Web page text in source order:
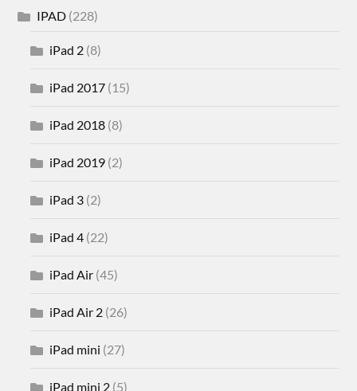
IPAD (228)
iPad 2 (8)
iPad 2017 (15)
iPad 2018 (8)
iPad 2019 (2)
iPad 3 (2)
iPad 4 (22)
iPad Air (45)
iPad Air 2 (26)
iPad mini (27)
iPad mini 2 (5)